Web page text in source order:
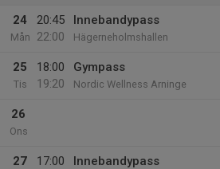
24
Mån
20:45
22:00
Innebandypass
Hägerneholmshallen
25
Tis
18:00
19:20
Gympass
Nordic Wellness Arninge
26
Ons
27
17:00
Innebandypass